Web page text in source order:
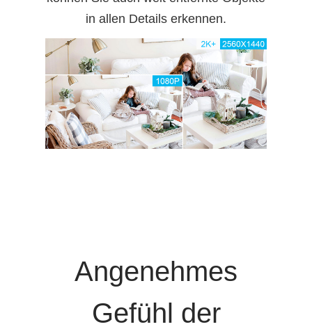
in allen Details erkennen.
Angenehmes
Gefühl der